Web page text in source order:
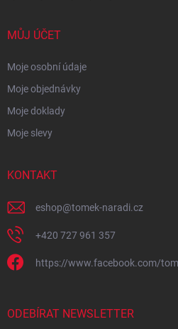
MŮJ ÚČET
Moje osobní údaje
Moje objednávky
Moje doklady
Moje slevy
KONTAKT
eshop@tomek-naradi.cz
+420 727 961 357
https://www.facebook.com/
ODEBÍRAT NEWSLETTER